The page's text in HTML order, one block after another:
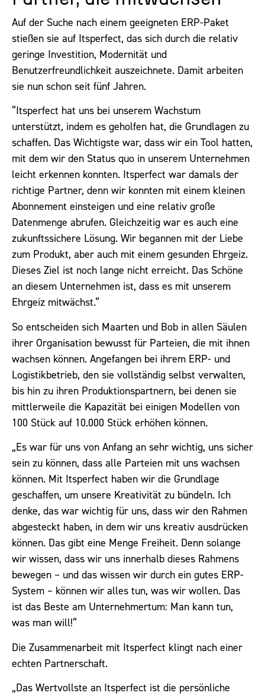
Auf der Suche nach einem geeigneten ERP-Paket
stießen sie auf Itsperfect, das sich durch die relativ
geringe Investition, Modernität und
Benutzerfreundlichkeit auszeichnete. Damit arbeiten
sie nun schon seit fünf Jahren.
“Itsperfect hat uns bei unserem Wachstum
unterstützt, indem es geholfen hat, die Grundlagen zu
schaffen. Das Wichtigste war, dass wir ein Tool hatten,
mit dem wir den Status quo in unserem Unternehmen
leicht erkennen konnten. Itsperfect war damals der
richtige Partner, denn wir konnten mit einem kleinen
Abonnement einsteigen und eine relativ große
Datenmenge abrufen. Gleichzeitig war es auch eine
zukunftssichere Lösung. Wir begannen mit der Liebe
zum Produkt, aber auch mit einem gesunden Ehrgeiz.
Dieses Ziel ist noch lange nicht erreicht. Das Schöne
an diesem Unternehmen ist, dass es mit unserem
Ehrgeiz mitwächst.“
So entscheiden sich Maarten und Bob in allen Säulen
ihrer Organisation bewusst für Parteien, die mit ihnen
wachsen können. Angefangen bei ihrem ERP- und
Logistikbetrieb, den sie vollständig selbst verwalten,
bis hin zu ihren Produktionspartnern, bei denen sie
mittlerweile die Kapazität bei einigen Modellen von
100 Stück auf 10.000 Stück erhöhen können.
„Es war für uns von Anfang an sehr wichtig, uns sicher
sein zu können, dass alle Parteien mit uns wachsen
können. Mit Itsperfect haben wir die Grundlage
geschaffen, um unsere Kreativität zu bündeln. Ich
denke, das war wichtig für uns, dass wir den Rahmen
abgesteckt haben, in dem wir uns kreativ ausdrücken
können. Das gibt eine Menge Freiheit. Denn solange
wir wissen, dass wir uns innerhalb dieses Rahmens
bewegen – und das wissen wir durch ein gutes ERP-
System – können wir alles tun, was wir wollen. Das
ist das Beste am Unternehmertum: Man kann tun,
was man will!“
Die Zusammenarbeit mit Itsperfect klingt nach einer
echten Partnerschaft.
„Das Wertvollste an Itsperfect ist die persönliche